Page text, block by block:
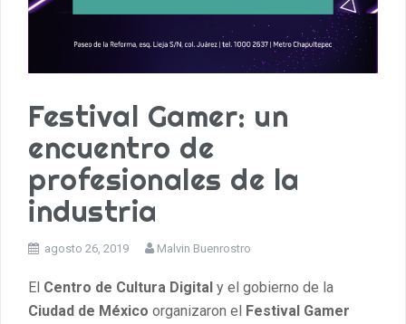
Festival Gamer: un
encuentro de
profesionales de la
industria
agosto 26, 2019 Malvin Buenrostro
El Centro de Cultura Digital y el gobierno de la
Ciudad de México organizaron el Festival Gamer